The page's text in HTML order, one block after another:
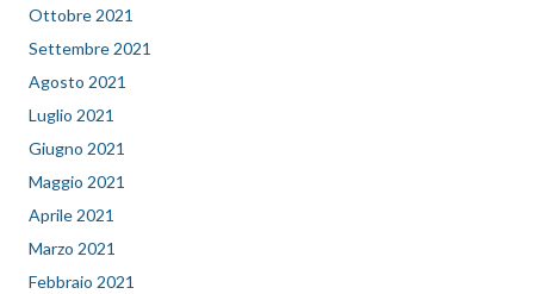
Ottobre 2021
Settembre 2021
Agosto 2021
Luglio 2021
Giugno 2021
Maggio 2021
Aprile 2021
Marzo 2021
Febbraio 2021